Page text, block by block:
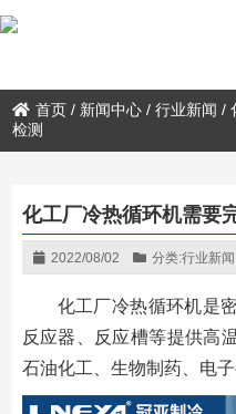
首页 / 新闻中心 /行业新闻 /
检测
化工厂冷热循环机需要
2022/08/02 分类:行业新闻
化工厂冷热循环机是
反应器、反应槽等提供高
石油化工、生物制药、电子